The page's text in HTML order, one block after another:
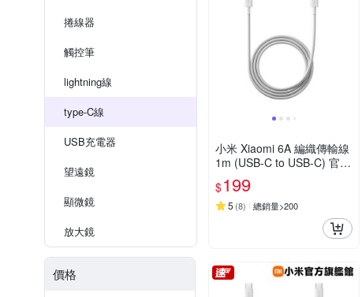
捲線器
觸控筆
lightning線
type-C線
USB充電器
望遠鏡
顯微鏡
放大鏡
價格
小米 Xiaomi 6A 編織傳輸線
1m (USB-C to USB-C) 官方
旗艦館
$199
5 (8) 總銷量>200